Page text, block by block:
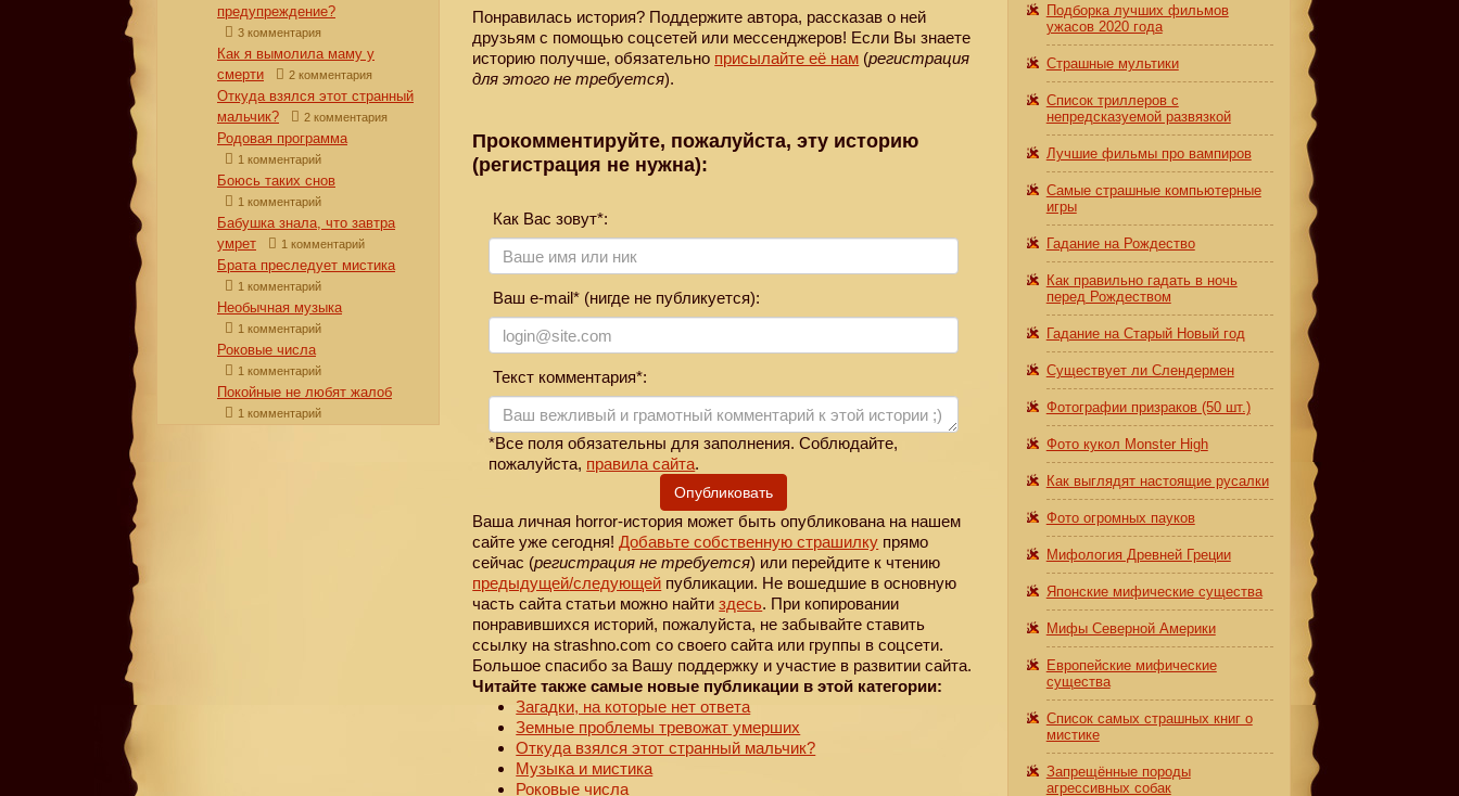
Понравилась история? Поддержите автора, рассказав о ней
друзьям с помощью соцсетей или мессенджеров! Если Вы знаете
историю получше, обязательно присылайте её нам (регистрация
для этого не требуется).
Прокомментируйте, пожалуйста, эту историю
(регистрация не нужна):
Как Вас зовут*:
Ваш e-mail* (нигде не публикуется):
Текст комментария*:
*Все поля обязательны для заполнения. Соблюдайте,
пожалуйста, правила сайта.
Опубликовать
Ваша личная horror-история может быть опубликована на нашем
сайте уже сегодня!Добавьте собственную страшилку прямо
сейчас (регистрация не требуется) или перейдите к чтению
предыдущей/следующей публикации. Не вошедшие в основную
часть сайта статьи можно найтиздесь. При копировании
понравившихся историй, пожалуйста, не забывайте ставить
ссылку на strashno.com со своего сайта или группы в соцсети.
Большое спасибо за Вашу поддержку и участие в развитии сайта.
Читайте также самые новые публикации в этой категории:
Загадки, на которые нет ответа
Земные проблемы тревожат умерших
Откуда взялся этот странный мальчик?
Музыка и мистика
Роковые числа
предупреждение?
3 комментария
Как я вымолила маму у
смерти
2 комментария
Откуда взялся этот странный
мальчик?
2 комментария
Родовая программа
1 комментарий
Боюсь таких снов
1 комментарий
Бабушка знала, что завтра
умрет
1 комментарий
Брата преследует мистика
1 комментарий
Необычная музыка
1 комментарий
Роковые числа
1 комментарий
Покойные не любят жалоб
1 комментарий
Подборка лучших фильмов
ужасов 2020 года
Страшные мультики
Список триллеров с
непредсказуемой развязкой
Лучшие фильмы про вампиров
Самые страшные компьютерные
игры
Гадание на Рождество
Как правильно гадать в ночь
перед Рождеством
Гадание на Старый Новый год
Существует ли Слендермен
Фотографии призраков (50 шт.)
Фото кукол Monster High
Как выглядят настоящие русалки
Фото огромных пауков
Мифология Древней Греции
Японские мифические существа
Мифы Северной Америки
Европейские мифические
существа
Список самых страшных книг о
мистике
Запрещённые породы
агрессивных собак